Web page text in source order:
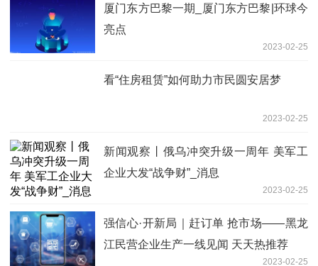
厦门东方巴黎一期_厦门东方巴黎|环球今
亮点
2023-02-25
看“住房租赁”如何助力市民圆安居梦
2023-02-25
新闻观察丨俄乌冲突升级一周年 美军工
企业大发“战争财”_消息
2023-02-25
强信心·开新局｜赶订单 抢市场——黑龙
江民营企业生产一线见闻 天天热推荐
2023-02-25